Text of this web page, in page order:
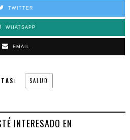
TWITTER
WHATSAPP
EMAIL
SALUD
INTERESADO EN